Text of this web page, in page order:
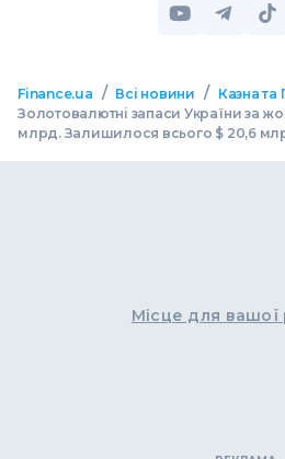
Finance.ua / Всі новини / Казна та
Золотовалютні запаси України за
млрд. Залишилося всього $ 20,6
Місце для вашої